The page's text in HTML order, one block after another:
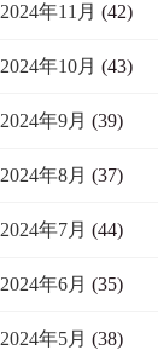
2024年11月 (42)
2024年10月 (43)
2024年9月 (39)
2024年8月 (37)
2024年7月 (44)
2024年6月 (35)
2024年5月 (38)